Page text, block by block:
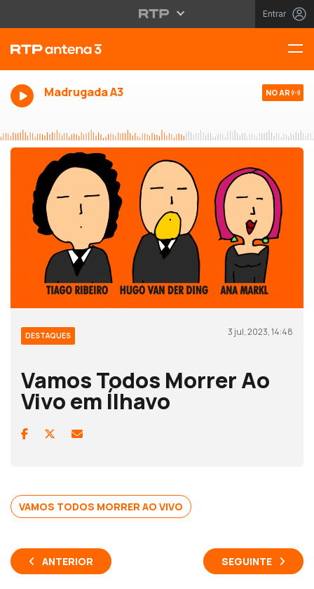
Entrar
Madrugada A3 NO AR
DESTAQUES 3 jul, 2023, 14:48
Vamos Todos Morrer Ao
Vivo em Ílhavo
VAMOS TODOS MORRER AO VIVO
ANTERIOR SEGUINTE